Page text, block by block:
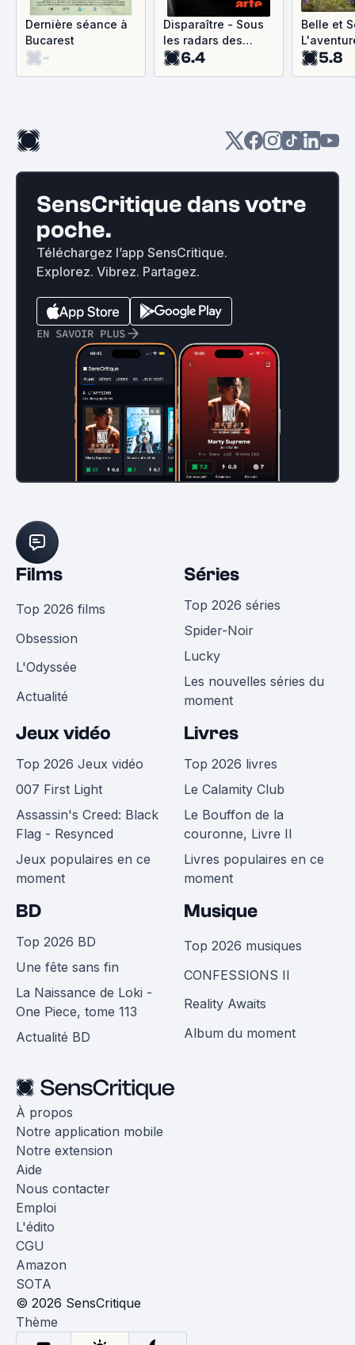
Dernière séance à
Bucarest
-
Disparaître - Sous
les radars des
algorithmes
6.4
Belle et
5.8
SensCritique dans votre
poche.
Téléchargez l’app SensCritique.
Explorez. Vibrez. Partagez.
EN SAVOIR PLUS
Films
Top 2026 films
Obsession
L'Odyssée
Actualité
Séries
Top 2026 séries
Spider-Noir
Lucky
Les nouvelles séries du
moment
Jeux vidéo
Top 2026 Jeux vidéo
007 First Light
Assassin's Creed: Black
Flag - Resynced
Jeux populaires en ce
moment
Livres
Top 2026 livres
Le Calamity Club
Le Bouffon de la
couronne, Livre II
Livres populaires en ce
moment
BD
Top 2026 BD
Une fête sans fin
La Naissance de Loki -
One Piece, tome 113
Actualité BD
Musique
Top 2026 musiques
CONFESSIONS II
Reality Awaits
Album du moment
À propos
Notre application mobile
Notre extension
Aide
Nous contacter
Emploi
L'édito
CGU
Amazon
SOTA
© 2026 SensCritique
Thème